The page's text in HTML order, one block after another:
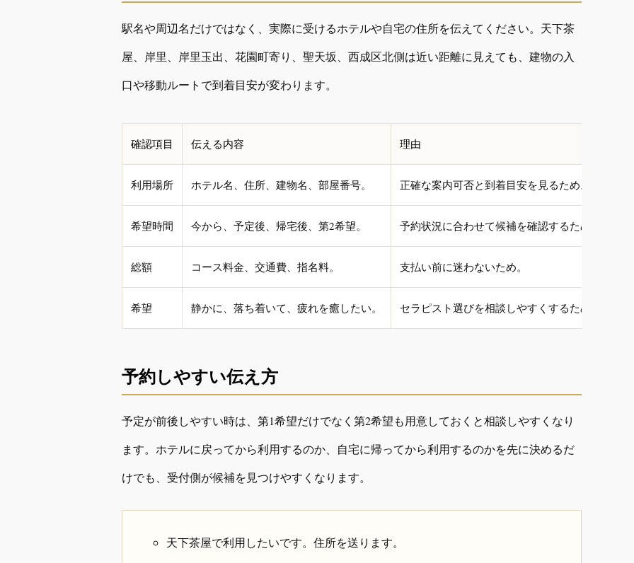
駅名や周辺名だけではなく、実際に受けるホテルや自宅の住所を伝えてください。天下茶
屋、岸里、岸里玉出、花園町寄り、聖天坂、西成区北側は近い距離に見えても、建物の入
口や移動ルートで到着目安が変わります。
確認項目 伝える内容 理由
利用場所 ホテル名、住所、建物名、部屋番号。 正確な案内可否と到着目安を見るため。
希望時間 今から、予定後、帰宅後、第2希望。 予約状況に合わせて候補を確認するため。
総額 コース料金、交通費、指名料。 支払い前に迷わないため。
希望 静かに、落ち着いて、疲れを癒したい。 セラピスト選びを相談しやすくするため。
予約しやすい伝え方
予定が前後しやすい時は、第1希望だけでなく第2希望も用意しておくと相談しやすくなり
ます。ホテルに戻ってから利用するのか、自宅に帰ってから利用するのかを先に決めるだ
けでも、受付側が候補を見つけやすくなります。
天下茶屋で利用したいです。住所を送ります。